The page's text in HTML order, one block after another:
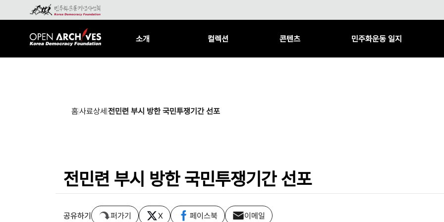
소개 컬렉션 콘텐츠 민주화운동 일지
홈사료상세전민련 부시 방한 국민투쟁기간 선포
전민련 부시 방한 국민투쟁기간 선포
공유하기 퍼가기 X 페이스북 이메일